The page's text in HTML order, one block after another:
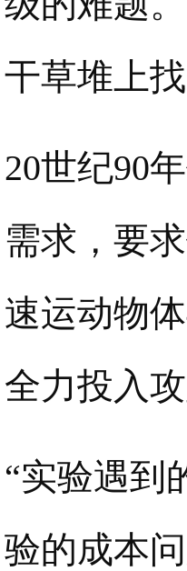
干草堆上
20世纪90
需求，要
速运动物
全力投入攻
“实验遇到
验的成本